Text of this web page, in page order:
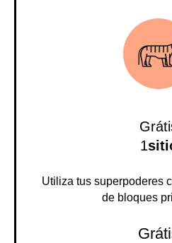
1
Utiliza tus superpoderes
de bloques